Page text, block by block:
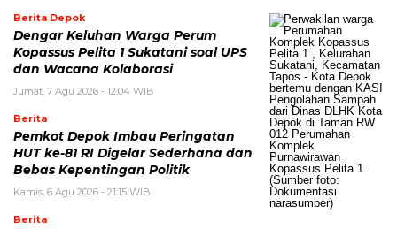
Berita Depok
Dengar Keluhan Warga Perum
Kopassus Pelita 1 Sukatani soal UPS
dan Wacana Kolaborasi
Jumat, 7 Agu 2026 - 12:04 WIB
Berita
Pemkot Depok Imbau Peringatan
HUT ke-81 RI Digelar Sederhana dan
Bebas Kepentingan Politik
Kamis, 6 Agu 2026 - 21:15 WIB
Berita